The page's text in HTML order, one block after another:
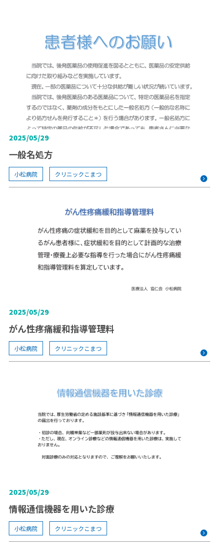
2025/05/29
一般名処方
小松病院 クリニックこまつ
2025/05/29
がん性疼痛緩和指導管理料
小松病院 クリニックこまつ
2025/05/29
情報通信機器を用いた診療
小松病院 クリニックこまつ